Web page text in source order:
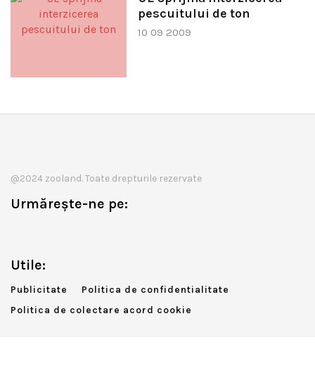
pescuitului de ton
10 09 2009
@2024 zooland. Toate drepturile rezervate
Urmărește-ne pe:
Utile:
Publicitate
Politica de confidentialitate
Politica de colectare acord cookie